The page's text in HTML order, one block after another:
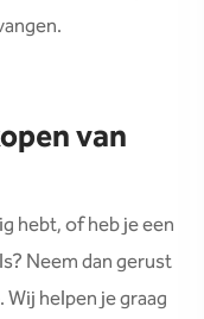
van
hebt, of heb je een
Neem dan gerust
helpen je graag